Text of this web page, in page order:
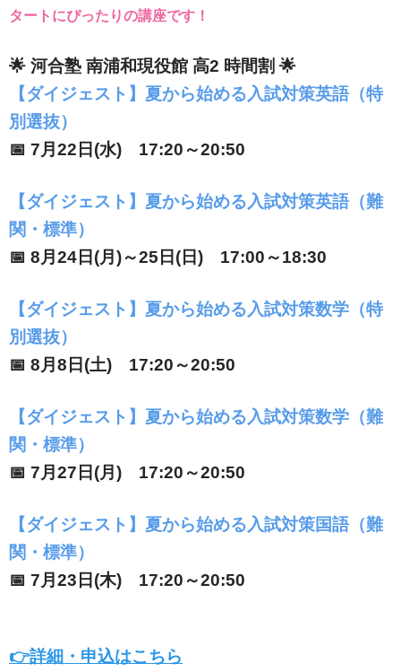
タートにぴったりの講座です！
🌟 河合塾 南浦和現役館 高2 時間割 🌟
【ダイジェスト】夏から始める入試対策英語（特
別選抜）
📅 7月22日(水) 17:20～20:50
【ダイジェスト】夏から始める入試対策英語（難
関・標準）
📅 8月24日(月)～25日(日) 17:00～18:30
【ダイジェスト】夏から始める入試対策数学（特
別選抜）
📅 8月8日(土) 17:20～20:50
【ダイジェスト】夏から始める入試対策数学（難
関・標準）
📅 7月27日(月) 17:20～20:50
【ダイジェスト】夏から始める入試対策国語（難
関・標準）
📅 7月23日(木) 17:20～20:50
👉詳細・申込はこちら